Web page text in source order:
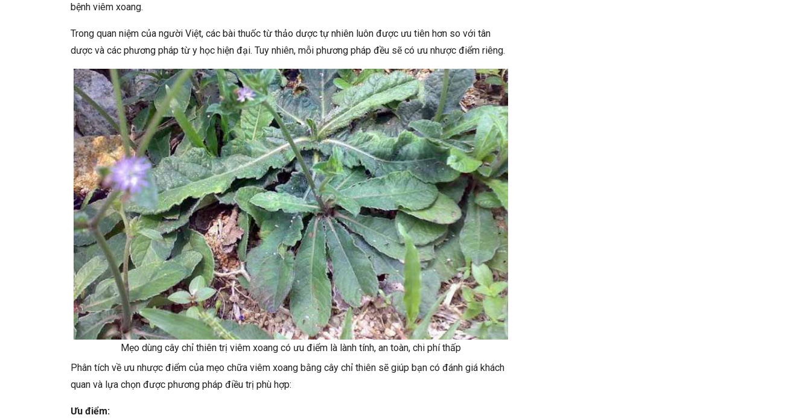
bệnh viêm xoang.
Trong quan niệm của người Việt, các bài thuốc từ thảo dược tự nhiên luôn được ưu tiên hơn so với tân
dược và các phương pháp từ y học hiện đại. Tuy nhiên, mỗi phương pháp đều sẽ có ưu nhược điểm riêng.
Mẹo dùng cây chỉ thiên trị viêm xoang có ưu điểm là lành tính, an toàn, chi phí thấp
Phân tích về ưu nhược điểm của mẹo chữa viêm xoang bằng cây chỉ thiên sẽ giúp bạn có đánh giá khách
quan và lựa chọn được phương pháp điều trị phù hợp:
Ưu điểm: